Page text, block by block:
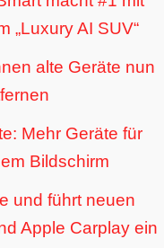
„Luxury AI SUV“
alte Geräte nun
Mehr Geräte für
Bildschirm
und führt neuen
Apple Carplay ein